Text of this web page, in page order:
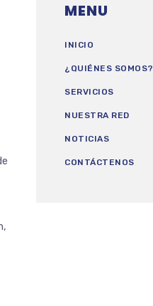
MENU
INICIO
¿QUIÉNES SOMOS?
SERVICIOS
NUESTRA RED
NOTICIAS
CONTÁCTENOS